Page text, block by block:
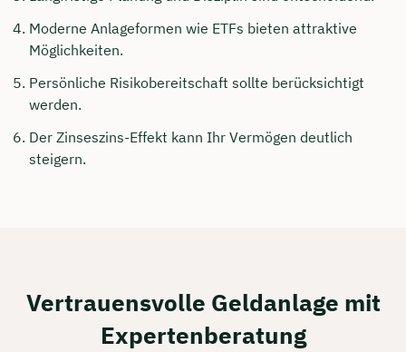
Moderne Anlageformen wie ETFs bieten attraktive
Möglichkeiten.
Persönliche Risikobereitschaft sollte berücksichtigt
werden.
Der Zinseszins-Effekt kann Ihr Vermögen deutlich
steigern.
Vertrauensvolle Geldanlage mit
Expertenberatung